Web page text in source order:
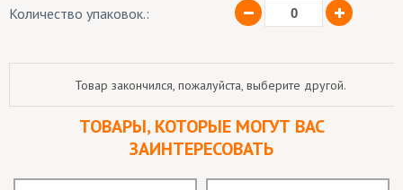
Количество упаковок.:
Товар закончился, пожалуйста, выберите другой.
ТОВАРЫ, КОТОРЫЕ МОГУТ ВАС
ЗАИНТЕРЕСОВАТЬ